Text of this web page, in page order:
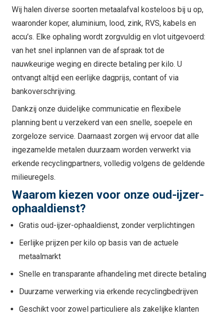
Wij halen diverse soorten metaalafval kosteloos bij u op,
waaronder koper, aluminium, lood, zink, RVS, kabels en
accu’s. Elke ophaling wordt zorgvuldig en vlot uitgevoerd:
van het snel inplannen van de afspraak tot de
nauwkeurige weging en directe betaling per kilo. U
ontvangt altijd een eerlijke dagprijs, contant of via
bankoverschrijving.
Dankzij onze duidelijke communicatie en flexibele
planning bent u verzekerd van een snelle, soepele en
zorgeloze service. Daarnaast zorgen wij ervoor dat alle
ingezamelde metalen duurzaam worden verwerkt via
erkende recyclingpartners, volledig volgens de geldende
milieuregels.
Waarom kiezen voor onze oud-ijzer-
ophaaldienst?
Gratis oud-ijzer-ophaaldienst, zonder verplichtingen
Eerlijke prijzen per kilo op basis van de actuele
metaalmarkt
Snelle en transparante afhandeling met directe betaling
Duurzame verwerking via erkende recyclingbedrijven
Geschikt voor zowel particuliere als zakelijke klanten